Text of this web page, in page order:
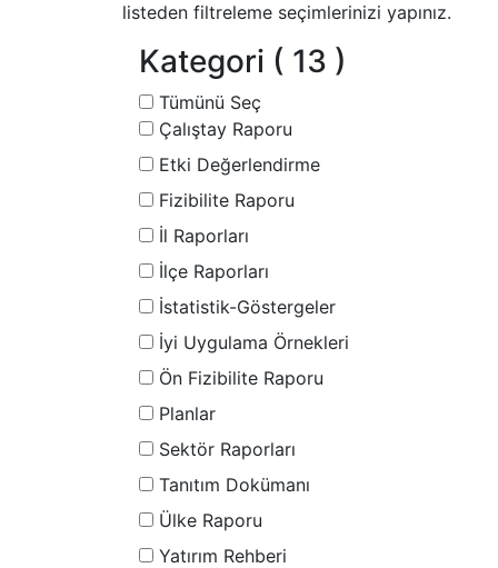
listeden filtreleme seçimlerinizi yapınız.
Kategori ( 13 )
Tümünü Seç
Çalıştay Raporu
Etki Değerlendirme
Fizibilite Raporu
İl Raporları
İlçe Raporları
İstatistik-Göstergeler
İyi Uygulama Örnekleri
Ön Fizibilite Raporu
Planlar
Sektör Raporları
Tanıtım Dokümanı
Ülke Raporu
Yatırım Rehberi